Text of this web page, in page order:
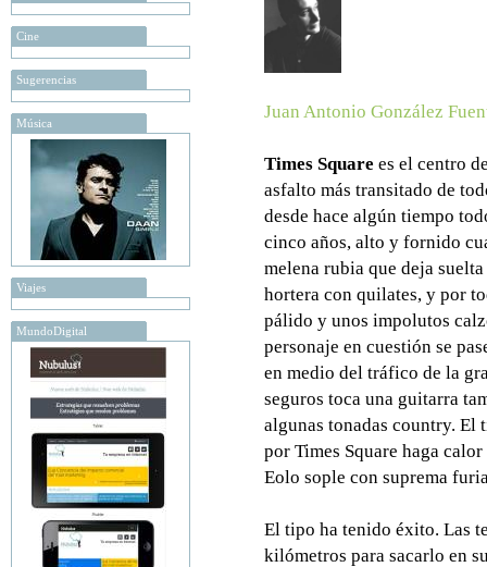
Cine
Sugerencias
Música
Viajes
MundoDigital
Juan Antonio González
Times Square es el centro
asfalto más transitado de
desde hace algún tiempo
cinco años, alto y fornido
melena rubia que deja
hortera con quilates, y por
pálido y unos impolutos
personaje en cuestión se
en medio del tráfico de la
seguros toca una guitarra
algunas tonadas country. El
por Times Square haga
Eolo sople con suprema
El tipo ha tenido éxito. Las
kilómetros para sacarlo en